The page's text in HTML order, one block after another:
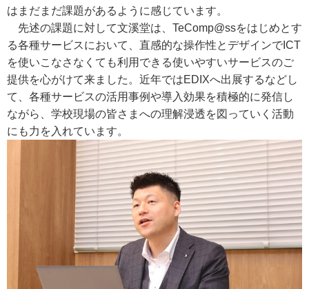
はまだまだ課題があるように感じています。
先述の課題に対して文溪堂は、TeComp@ssをはじめとす
る各種サービスにおいて、直感的な操作性とデザインでICT
を使いこなさなくても利用できる使いやすいサービスのご
提供を心がけて来ました。近年ではEDIXへ出展するなどし
て、各種サービスの活用事例や導入効果を積極的に発信し
ながら、学校現場の皆さまへの理解浸透を図っていく活動
にも力を入れています。